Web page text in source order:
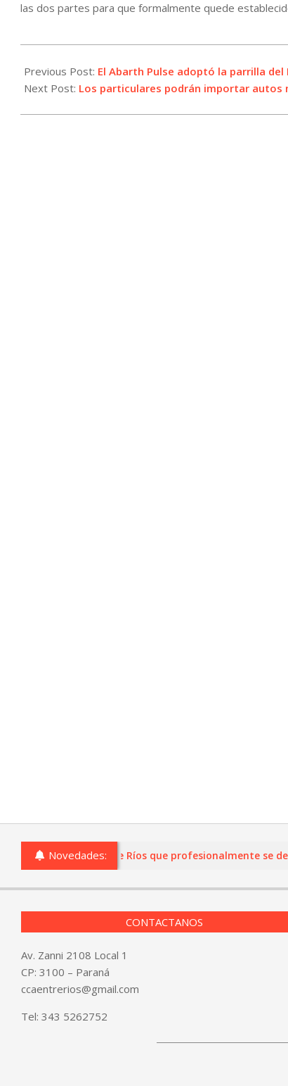
las dos partes para que formalmente quede
06-
12
Previous Post: El Abarth Pulse adoptó la parrilla del
Next Post: Los particulares podrán importar autos
Novedades:
de Entre Ríos que profesionalmente se
CONTACTANOS
Av. Zanni 2108 Local 1
CP: 3100 – Paraná
ccaentrerios@gmail.com
Tel: 343 5262752